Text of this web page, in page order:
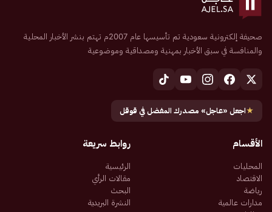
صحيفة إلكترونية سعودية تم تأسيسها عام 2007م تهتم بنشر الأخبار المحلية
والمنافسة في سبق الأخبار بمهنية ومصداقية وموضوعية
★اجعل «عاجل» مصدرك المفضل في قوقل
الأقسام
المحليات
الاقتصاد
رياضة
مدارات عالمية
روابط سريعة
الرئيسية
مقالات الرأي
البحث
النشرة البريدية